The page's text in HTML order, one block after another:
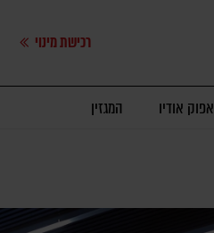
רכישת מינוי
אפוק אודיו המגזין